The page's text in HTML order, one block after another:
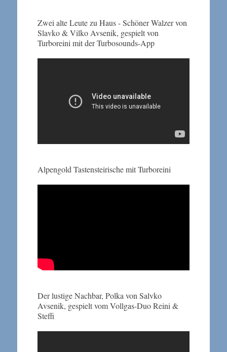
Zwei alte Leute zu Haus - Schöner Walzer von
Slavko & Vilko Avsenik, gespielt von
Turboreini mit der Turbosounds-App
Alpengold Tastensteirische mit Turboreini
Der lustige Nachbar, Polka von Salvko
Avsenik, gespielt vom Vollgas-Duo Reini &
Steffi